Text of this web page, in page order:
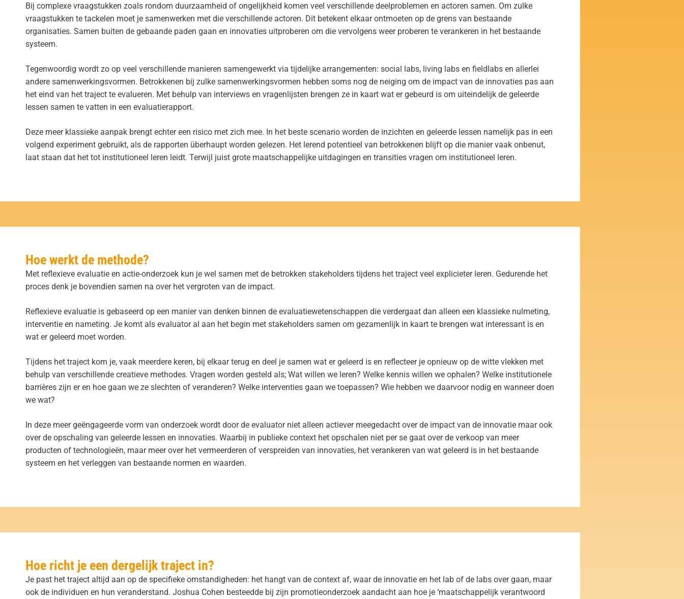
Bij complexe vraagstukken zoals rondom duurzaamheid of ongelijkheid komen veel verschillende deelproblemen en actoren samen. Om zulke
vraagstukken te tackelen moet je samenwerken met die verschillende actoren. Dit betekent elkaar ontmoeten op de grens van bestaande
organisaties. Samen buiten de gebaande paden gaan en innovaties uitproberen om die vervolgens weer proberen te verankeren in het bestaande
systeem.
Tegenwoordig wordt zo op veel verschillende manieren samengewerkt via tijdelijke arrangementen: social labs, living labs en fieldlabs en allerlei
andere samenwerkingsvormen. Betrokkenen bij zulke samenwerkingsvormen hebben soms nog de neiging om de impact van de innovaties pas aan
het eind van het traject te evalueren. Met behulp van interviews en vragenlijsten brengen ze in kaart wat er gebeurd is om uiteindelijk de geleerde
lessen samen te vatten in een evaluatierapport.
Deze meer klassieke aanpak brengt echter een risico met zich mee. In het beste scenario worden de inzichten en geleerde lessen namelijk pas in een
volgend experiment gebruikt, als de rapporten überhaupt worden gelezen. Het lerend potentieel van betrokkenen blijft op die manier vaak onbenut,
laat staan dat het tot institutioneel leren leidt. Terwijl juist grote maatschappelijke uitdagingen en transities vragen om institutioneel leren.
Hoe werkt de methode?
Met reflexieve evaluatie en actie-onderzoek kun je wel samen met de betrokken stakeholders tijdens het traject veel explicieter leren. Gedurende het
proces denk je bovendien samen na over het vergroten van de impact.
Reflexieve evaluatie is gebaseerd op een manier van denken binnen de evaluatiewetenschappen die verdergaat dan alleen een klassieke nulmeting,
interventie en nameting. Je komt als evaluator al aan het begin met stakeholders samen om gezamenlijk in kaart te brengen wat interessant is en
wat er geleerd moet worden.
Tijdens het traject kom je, vaak meerdere keren, bij elkaar terug en deel je samen wat er geleerd is en reflecteer je opnieuw op de witte vlekken met
behulp van verschillende creatieve methodes. Vragen worden gesteld als; Wat willen we leren? Welke kennis willen we ophalen? Welke institutionele
barrières zijn er en hoe gaan we ze slechten of veranderen? Welke interventies gaan we toepassen? Wie hebben we daarvoor nodig en wanneer doen
we wat?
In deze meer geëngageerde vorm van onderzoek wordt door de evaluator niet alleen actiever meegedacht over de impact van de innovatie maar ook
over de opschaling van geleerde lessen en innovaties. Waarbij in publieke context het opschalen niet per se gaat over de verkoop van meer
producten of technologieën, maar meer over het vermeerderen of verspreiden van innovaties, het verankeren van wat geleerd is in het bestaande
systeem en het verleggen van bestaande normen en waarden.
Hoe richt je een dergelijk traject in?
Je past het traject altijd aan op de specifieke omstandigheden: het hangt van de context af, waar de innovatie en het lab of de labs over gaan, maar
ook de individuen en hun veranderstand. Joshua Cohen besteedde bij zijn promotieonderzoek aandacht aan hoe je ‘maatschappelijk verantwoord